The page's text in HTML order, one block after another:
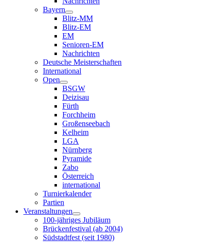
Bayern
Blitz-MM
Blitz-EM
EM
Senioren-EM
Nachrichten
Deutsche Meisterschaften
International
Open
BSGW
Deizisau
Fürth
Forchheim
Großenseebach
Kelheim
LGA
Nürnberg
Pyramide
Zabo
Österreich
international
Turnierkalender
Partien
Veranstaltungen
100-jähriges Jubiläum
Brückenfestival (ab 2004)
Südstadtfest (seit 1980)